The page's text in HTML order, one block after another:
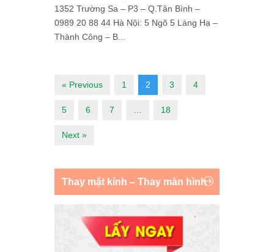
1352 Trường Sa – P3 – Q.Tân Bình –
0989 20 88 44 Hà Nội: 5 Ngõ 5 Láng Hạ –
Thành Công – B...
« Previous 1 2 3 4
5 6 7 18
Next »
Thay mặt kính – Thay màn hình